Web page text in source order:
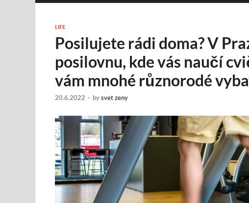
LIFE
Posilujete rádi doma? V
posilovnu, kde vás naučí
vám mnohé různorodé
20.6.2022 - bysvet zeny